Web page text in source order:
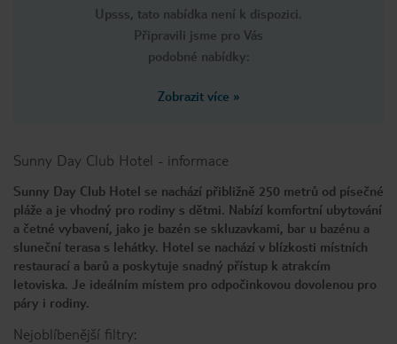
Upsss, tato nabídka není k dispozici.
Připravili jsme pro Vás
podobné nabídky:
Zobrazit více »
Sunny Day Club Hotel - informace
Sunny Day Club Hotel se nachází přibližně 250 metrů od písečné
pláže a je vhodný pro rodiny s dětmi. Nabízí komfortní ubytování
a četné vybavení, jako je bazén se skluzavkami, bar u bazénu a
sluneční terasa s lehátky. Hotel se nachází v blízkosti místních
restaurací a barů a poskytuje snadný přístup k atrakcím
letoviska. Je ideálním místem pro odpočinkovou dovolenou pro
páry i rodiny.
Nejoblíbenější filtry: